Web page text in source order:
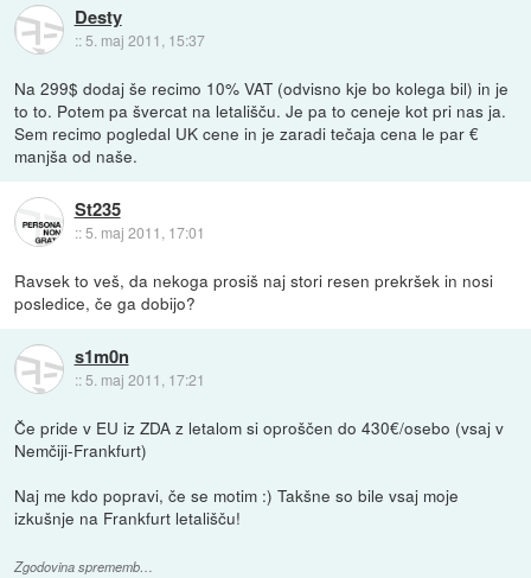
Desty
:: 5. maj 2011, 15:37
Na 299$ dodaj še recimo 10% VAT (odvisno kje bo kolega bil) in je
to to. Potem pa švercat na letališču. Je pa to ceneje kot pri nas ja.
Sem recimo pogledal UK cene in je zaradi tečaja cena le par €
manjša od naše.
St235
::5. maj 2011, 17:01
Ravsek to veš, da nekoga prosiš naj stori resen prekršek in nosi
posledice, če ga dobijo?
s1m0n
:: 5. maj 2011, 17:21
Če pride v EU iz ZDA z letalom si oproščen do 430€/osebo (vsaj v
Nemčiji-Frankfurt)
Naj me kdo popravi, če se motim :) Takšne so bile vsaj moje
izkušnje na Frankfurt letališču!
Zgodovina sprememb…